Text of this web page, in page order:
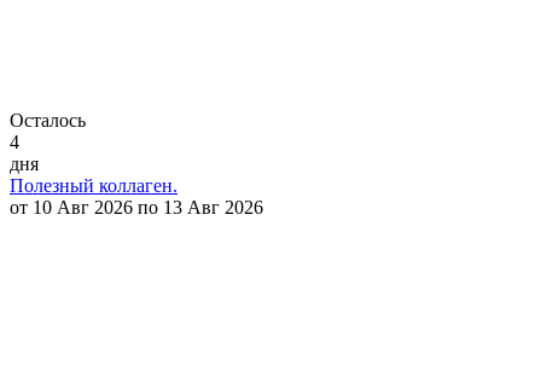
Осталось
4
дня
Полезный коллаген.
от 10 Авг 2026 по 13 Авг 2026